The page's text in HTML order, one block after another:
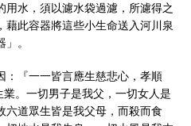
水，須以濾水袋過濾，所濾得之
此容器將這些小生命送入河川泉
。
：『一一皆言應生慈悲心，孝順
。一切男子是我父，一切女人是
道眾生皆是我父母，而殺而食